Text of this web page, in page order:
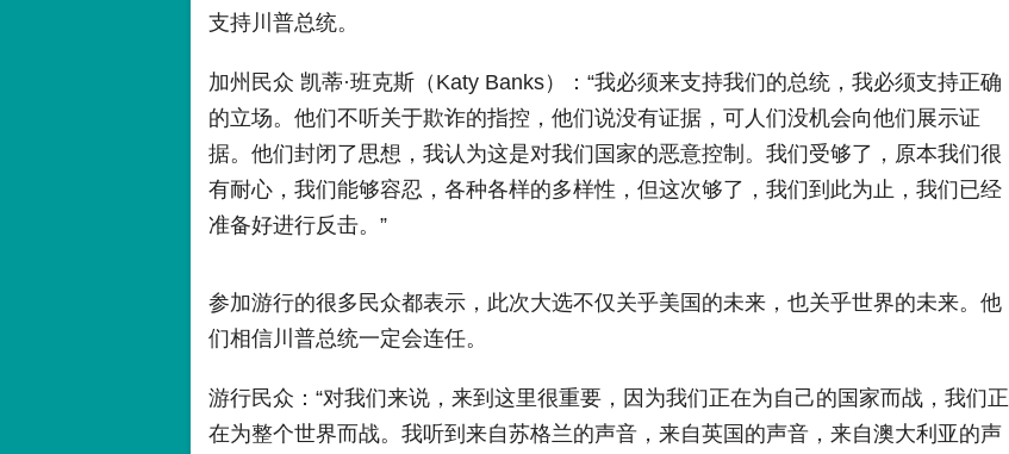
支持川普总统。
加州民众 凯蒂·班克斯（Katy Banks）：“我必须来支持我们的总统，我必须支持正确
的立场。他们不听关于欺诈的指控，他们说没有证据，可人们没机会向他们展示证
据。他们封闭了思想，我认为这是对我们国家的恶意控制。我们受够了，原本我们很
有耐心，我们能够容忍，各种各样的多样性，但这次够了，我们到此为止，我们已经
准备好进行反击。”
参加游行的很多民众都表示，此次大选不仅关乎美国的未来，也关乎世界的未来。他
们相信川普总统一定会连任。
游行民众：“对我们来说，来到这里很重要，因为我们正在为自己的国家而战，我们正
在为整个世界而战。我听到来自苏格兰的声音，来自英国的声音，来自澳大利亚的声